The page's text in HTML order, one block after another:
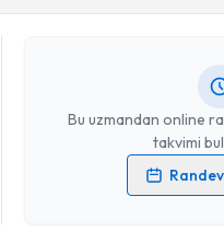
Bu uzmandan online
takvimi
Kişisel verilerimin